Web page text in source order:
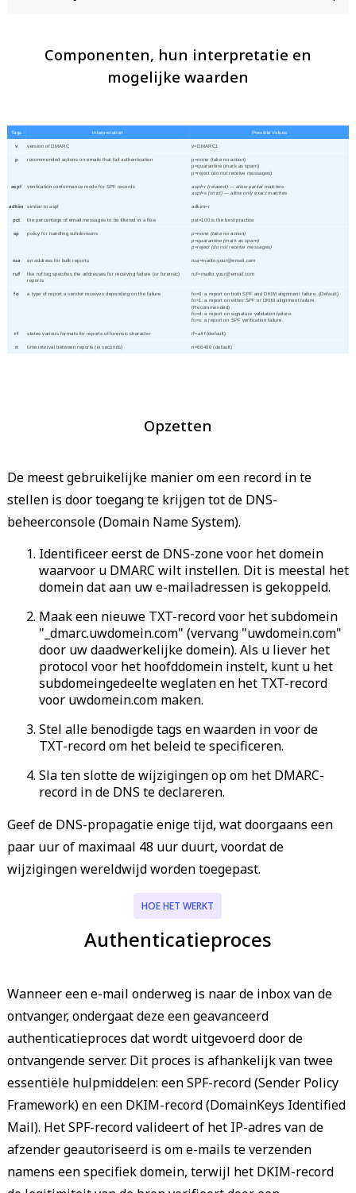
Componenten, hun interpretatie en
mogelijke waarden
Tags Interpretation Possible Values
v version of DMARC v=DMARC1
p recommended actions on emails that fail authentication
p=none (take no action)
p=quarantine (mark as spam)
p=reject (do not receive messages)
aspf verification conformance mode for SPF records
aspf=r (relaxed) — allow partial matches
aspf=s (strict) — allow only exact matches
adkim similar to aspf adkim=r
pct the percentage of email messages to be filtered in a flow pst=100 is the best practice
sp policy for handling subdomains
p=none (take no action)
p=quarantine (mark as spam)
p=reject (do not receive messages)
rua an address for bulk reports rua=mailto:your@email.com
ruf
like ruf tag specifies the addresses for receiving failure (or forensic)
reports
ruf=mailto:your@email.com
fo a type of report a sender receives depending on the failure
fo=0: a report on both SPF and DKIM alignment failure. (Default)
fo=1: a report on either SPF or DKIM alignment failure.
(Recommended)
fo=d: a report on signature validation failure.
fo=s: a report on SPF verification failure.
rf states various formats for reports of forensic character rf=afrf (default)
ri time interval between reports (in seconds) ri=86400 (default)
Opzetten
De meest gebruikelijke manier om een record in te
stellen is door toegang te krijgen tot de DNS-
beheerconsole (Domain Name System).
Identificeer eerst de DNS-zone voor het domein
waarvoor u DMARC wilt instellen. Dit is meestal het
domein dat aan uw e-mailadressen is gekoppeld.
Maak een nieuwe TXT-record voor het subdomein
"_dmarc.uwdomein.com" (vervang "uwdomein.com"
door uw daadwerkelijke domein). Als u liever het
protocol voor het hoofddomein instelt, kunt u het
subdomeingedeelte weglaten en het TXT-record
voor uwdomein.com maken.
Stel alle benodigde tags en waarden in voor de
TXT-record om het beleid te specificeren.
Sla ten slotte de wijzigingen op om het DMARC-
record in de DNS te declareren.
Geef de DNS-propagatie enige tijd, wat doorgaans een
paar uur of maximaal 48 uur duurt, voordat de
wijzigingen wereldwijd worden toegepast.
HOE HET WERKT
Authenticatieproces
Wanneer een e-mail onderweg is naar de inbox van de
ontvanger, ondergaat deze een geavanceerd
authenticatieproces dat wordt uitgevoerd door de
ontvangende server. Dit proces is afhankelijk van twee
essentiële hulpmiddelen: een SPF-record (Sender Policy
Framework) en een DKIM-record (DomainKeys Identified
Mail). Het SPF-record valideert of het IP-adres van de
afzender geautoriseerd is om e-mails te verzenden
namens een specifiek domein, terwijl het DKIM-record